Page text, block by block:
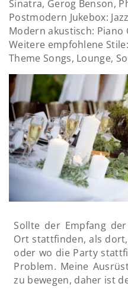
Sinatra, Gerog Benson,
Postmodern Jukebox:
Modern akustisch: Piano
Weitere empfohlene
Theme Songs, Lounge,
Sollte der Empfang
Ort stattfinden, als
oder wo die Party
Problem. Meine
zu bewegen, daher ist